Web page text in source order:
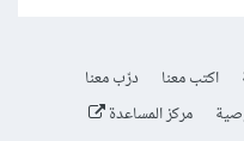
اكتب معنا
درّب معنا
مركز المساعدة